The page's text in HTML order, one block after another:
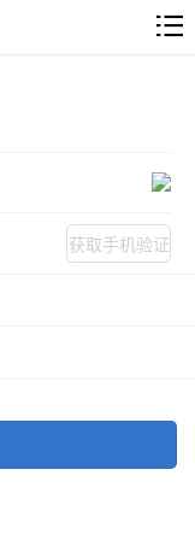
获取手机验证